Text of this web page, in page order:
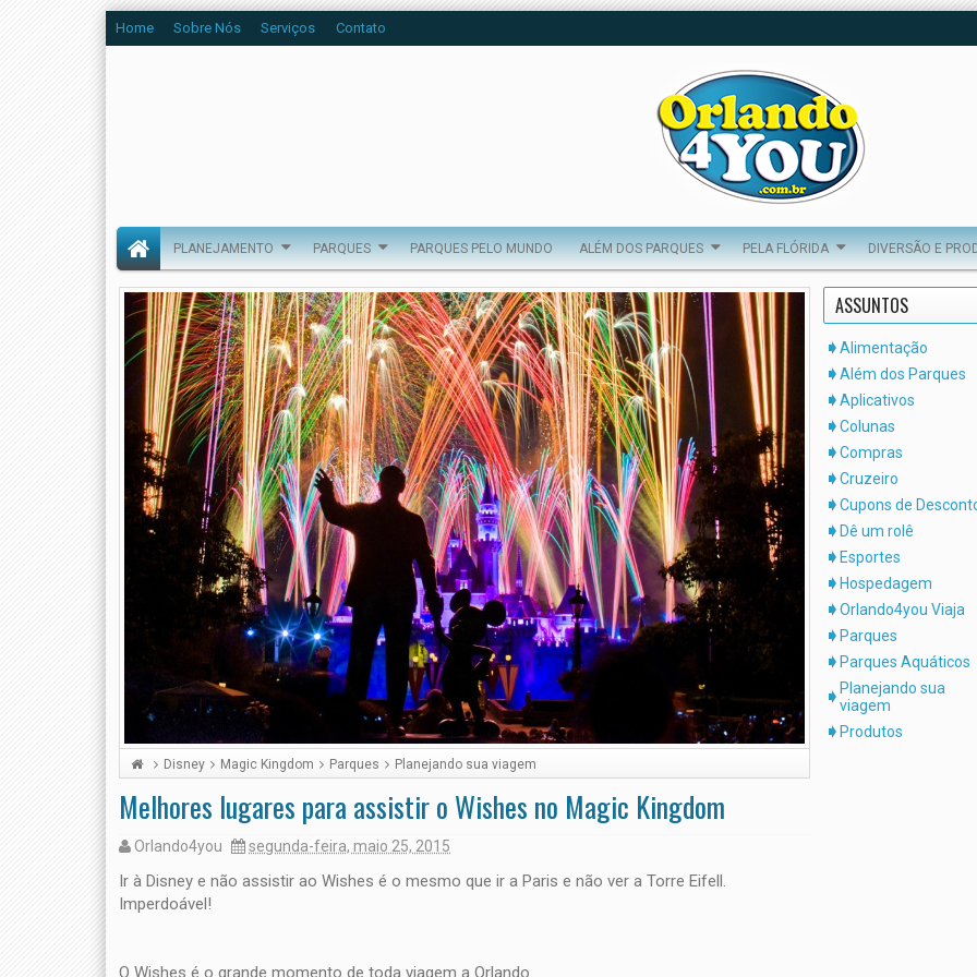
Home Sobre Nós Serviços Contato
PLANEJAMENTO PARQUES PARQUES PELO MUNDO ALÉM DOS PARQUES PELA FLÓRIDA DIVERSÃO E
Disney Magic Kingdom Parques Planejando sua viagem
Melhores lugares para assistir o Wishes no Magic Kingdom
Orlando4you segunda-feira, maio 25, 2015
Ir à Disney e não assistir ao Wishes é o mesmo que ir a Paris e não ver a Torre Eifell.
Imperdoável!
O Wishes é o grande momento de toda viagem a Orlando.
ASSUNTOS
Alimentação
Além dos Parques
Aplicativos
Colunas
Compras
Cruzeiro
Cupons de
Dê um rolê
Esportes
Hospedagem
Orlando4you Viaja
Parques
Parques Aquáticos
Planejando sua
viagem
Produtos